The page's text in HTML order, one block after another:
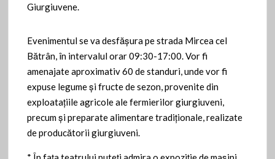
Giurgiuvene.
Evenimentul se va desfășura pe strada Mircea cel
Bătrân, în intervalul orar 09:30-17:00. Vor fi
amenajate aproximativ 60 de standuri, unde vor fi
expuse legume și fructe de sezon, provenite din
exploatațiile agricole ale fermierilor giurgiuveni,
precum și preparate alimentare tradiționale, realizate
de producătorii giurgiuveni.